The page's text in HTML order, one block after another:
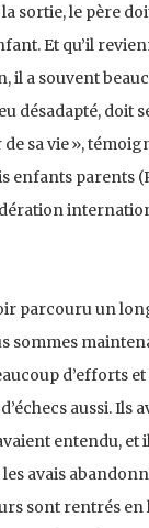
sortie, le père
Et qu’il
il a souvent
désadapté, doit
sa vie »,
enfants parents
parcouru un
sommes
d’efforts
aussi. Ils
entendu, et
avais
sont rentrés en